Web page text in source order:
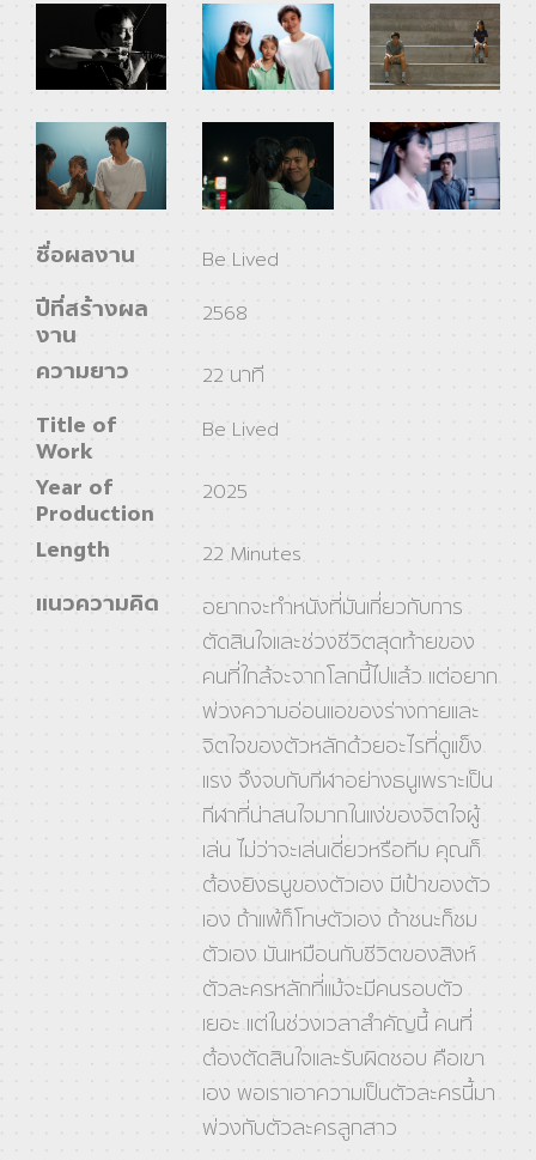
ชื่อผลงาน Be Lived
ปีที่สร้างผล
งาน
2568
ความยาว 22 นาที
Title of
Work
Be Lived
Year of
Production
2025
Length 22 Minutes
แนวความคิด
อยากจะทำหนังที่มันเกี่ยวกับการ
ตัดสินใจและช่วงชีวิตสุดท้ายของ
คนที่ใกล้จะจากโลกนี้ไปแล้ว แต่อยาก
พ่วงความอ่อนแอของร่างกายและ
จิตใจของตัวหลักด้วยอะไรที่ดูแข็ง
แรง จึงจบกับกีฬาอย่างธนูเพราะเป็น
กีฬาที่น่าสนใจมากในแง่ของจิตใจผู้
เล่น ไม่ว่าจะเล่นเดี่ยวหรือทีม คุณก็
ต้องยิงธนูของตัวเอง มีเป้าของตัว
เอง ถ้าแพ้ก็โทษตัวเอง ถ้าชนะก็ชม
ตัวเอง มันเหมือนกับชีวิตของสิงห์
ตัวละครหลักที่แม้จะมีคนรอบตัว
เยอะ แต่ในช่วงเวลาสำคัญนี้ คนที่
ต้องตัดสินใจและรับผิดชอบ คือเขา
เอง พอเราเอาความเป็นตัวละครนี้มา
พ่วงกับตัวละครลูกสาว